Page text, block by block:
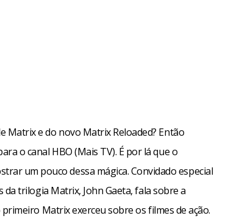
e do novo Matrix Reloaded? Então
o canal HBO (Mais TV). É por lá que o
um pouco dessa mágica. Convidado especial
trilogia Matrix, John Gaeta, fala sobre a
Matrix exerceu sobre os filmes de ação.